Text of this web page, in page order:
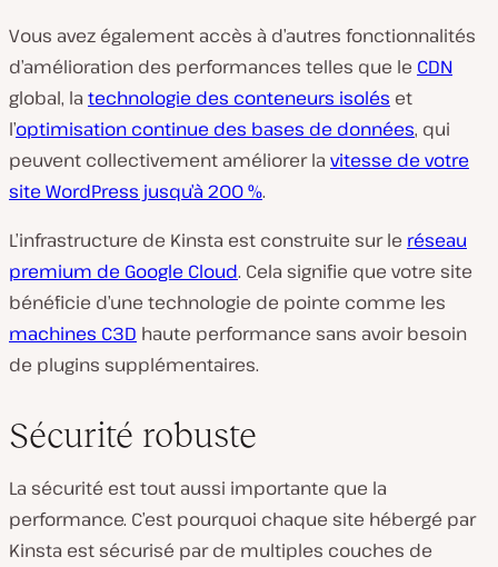
Vous avez également accès à d’autres fonctionnalités
d’amélioration des performances telles que le CDN
global, la technologie des conteneurs isolés et
l’optimisation continue des bases de données, qui
peuvent collectivement améliorer la vitesse de votre
site WordPress jusqu’à 200 %.
L’infrastructure de Kinsta est construite sur le réseau
premium de Google Cloud. Cela signifie que votre site
bénéficie d’une technologie de pointe comme les
machines C3D haute performance sans avoir besoin
de plugins supplémentaires.
Sécurité robuste
La sécurité est tout aussi importante que la
performance. C’est pourquoi chaque site hébergé par
Kinsta est sécurisé par de multiples couches de